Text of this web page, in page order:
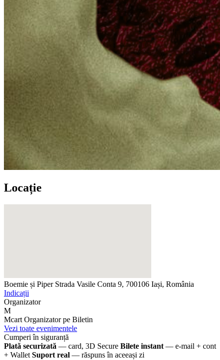
Locație
Boemie și Piper Strada Vasile Conta 9, 700106 Iași, România
Indicații
Organizator
M
Mcart Organizator pe Biletin
Vezi toate evenimentele
Cumperi în siguranță
Plată securizată — card, 3D Secure Bilete instant — e-mail + cont
+ Wallet Suport real — răspuns în aceeași zi